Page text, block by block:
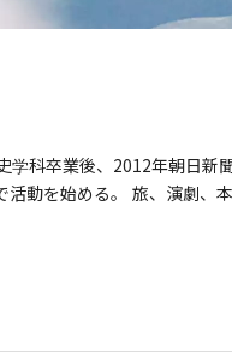
科卒業後、2012年朝日新
動を始める。 旅、演劇、